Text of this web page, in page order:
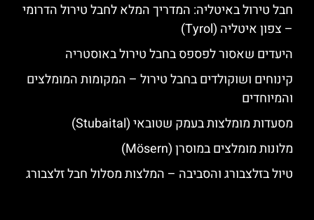
חבל טירול באיטליה: המדריך המלא לחבל טירול הדרומי
– צפון איטליה (Tyrol)
היעדים שאסור לפספס בחבל טירול באוסטריה
קינוחים ושוקולדים בחבל טירול – המקומות המומלצים
והמיוחדים
מסעדות מומלצות בעמק שטובאי (Stubaital)
מלונות מומלצים במוסרן (Mösern)
טיול בזלצבורג והסביבה – המלצות מסלול חבל זלצבורג